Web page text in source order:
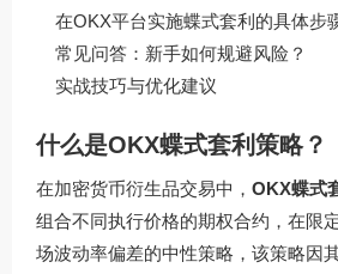
在OKX平台实施蝶式套利的具体步
常见问答：新手如何规避风险？
实战技巧与优化建议
什么是OKX蝶式套利策略？
在加密货币衍生品交易中， OKX蝶式
组合不同执行价格的期权合约，在限
场波动率偏差的中性策略，该策略因